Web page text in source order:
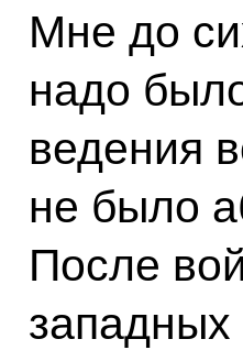
Мне до
надо
ведения
не было
После
западных